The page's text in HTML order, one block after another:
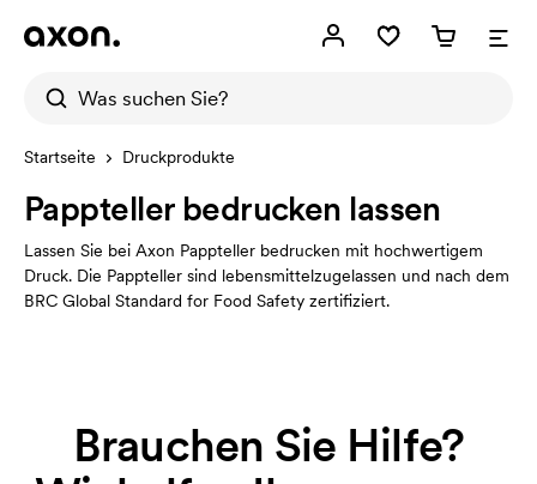
Startseite Druckprodukte
Pappteller bedrucken lassen
Lassen Sie bei Axon Pappteller bedrucken mit hochwertigem
Druck. Die Pappteller sind lebensmittelzugelassen und nach dem
BRC Global Standard for Food Safety zertifiziert.
Brauchen Sie Hilfe?